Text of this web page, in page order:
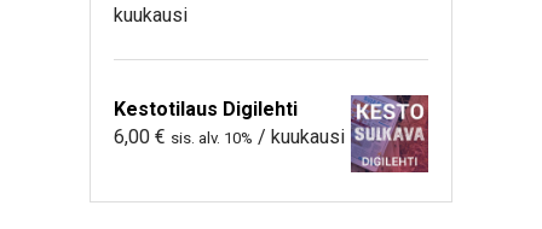
kuukausi
Kestotilaus Digilehti
6,00 € sis. alv. 10% / kuukausi